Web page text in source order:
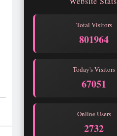
Total Visitors
801964
Today's Visitors
67051
Online Users
2732